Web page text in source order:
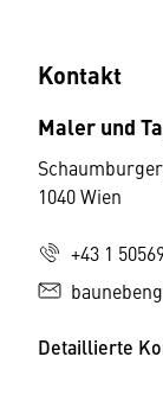
Kontakt
Maler und
1040 Wien
+43 1
Detaillierte